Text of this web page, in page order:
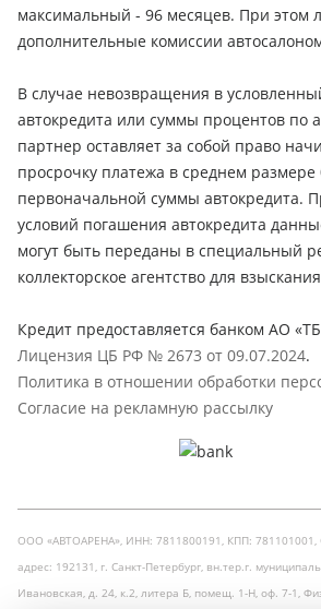
максимальный - 96 месяцев. При этом
дополнительные комиссии
В случае невозвращения в
автокредита или суммы процентов по
партнер оставляет за собой право
просрочку платежа в среднем размере
первоначальной суммы автокредита.
условий погашения автокредита
могут быть переданы в специальный
коллекторское агентство для
Кредит предоставляется банком АО
Лицензия ЦБ РФ № 2673 от 09.07.2024.
Политика в отношении обработки
Согласие на рекламную рассылку
ООО «АВТОАРЕНА», ИНН: 7811800191, КПП:
адрес: 192131, г. Санкт-Петербург, вн.тер.г.
Ивановская, д. 24, к.2, литера Б, помещ. 1-Н, оф. 7-1,